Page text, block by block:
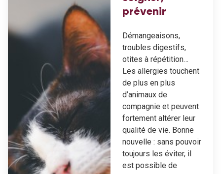
prévenir
Démangeaisons,
troubles digestifs,
otites à répétition…
Les allergies touchent
de plus en plus
d’animaux de
compagnie et peuvent
fortement altérer leur
qualité de vie. Bonne
nouvelle : sans pouvoir
toujours les éviter, il
est possible de